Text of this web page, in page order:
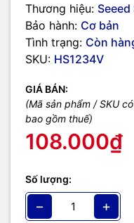
Thương hiệu:
Bảo hành: Cơ bản
Tình trạng: Còn
SKU: HS1234V
GIÁ BÁN:
(Mã sản phẩm / SKU
bao gồm thuế)
108.000₫
Số lượng:
− +